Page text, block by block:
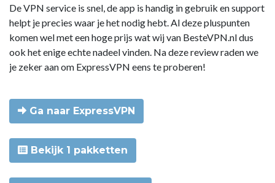
De VPN service is snel, de app is handig in gebruik en support
helpt je precies waar je het nodig hebt. Al deze pluspunten
komen wel met een hoge prijs wat wij van BesteVPN.nl dus
ook het enige echte nadeel vinden. Na deze review raden we
je zeker aan om ExpressVPN eens te proberen!
Ga naar ExpressVPN
Bekijk 1 pakketten